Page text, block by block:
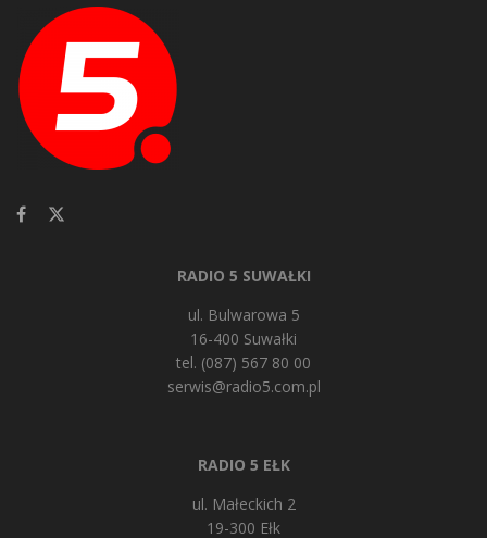
RADIO 5 SUWAŁKI
ul. Bulwarowa 5
16-400 Suwałki
tel. (087) 567 80 00
serwis@radio5.com.pl
RADIO 5 EŁK
ul. Małeckich 2
19-300 Ełk